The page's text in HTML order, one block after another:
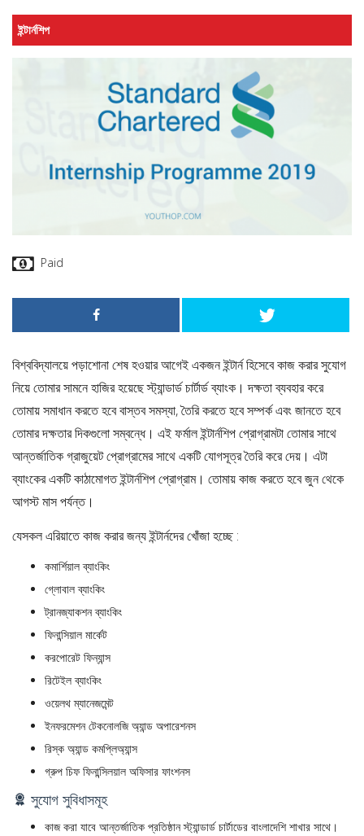
ইন্টার্নশিপ
Paid
বিশ্ববিদ্যালয়ে পড়াশোনা শেষ হওয়ার আগেই একজন ইন্টার্ন হিসেবে কাজ করার সুযোগ
নিয়ে তোমার সামনে হাজির হয়েছে স্ট্যান্ডার্ড চার্টার্ড ব্যাংক। দক্ষতা ব্যবহার করে
তোমায় সমাধান করতে হবে বাস্তব সমস্যা, তৈরি করতে হবে সম্পর্ক এবং জানতে হবে
তোমার দক্ষতার দিকগুলো সম্বন্ধে। এই ফর্মাল ইন্টার্নশিপ প্রোগ্রামটা তোমার সাথে
আন্তর্জাতিক গ্রাজুয়েট প্রোগ্রামের সাথে একটি যোগসূত্র তৈরি করে দেয়। এটা
ব্যাংকের একটি কাঠামোগত ইন্টার্নশিপ প্রোগ্রাম। তোমায় কাজ করতে হবে জুন থেকে
আগস্ট মাস পর্যন্ত।
যেসকল এরিয়াতে কাজ করার জন্য ইন্টার্নদের খোঁজা হচ্ছে :
কমার্শিয়াল ব্যাংকিং
গ্লোবাল ব্যাংকিং
ট্রানজ্যাকশন ব্যাংকিং
ফিনান্সিয়াল মার্কেট
করপোরেট ফিন্যান্স
রিটেইল ব্যাংকিং
ওয়েলথ ম্যানেজমেন্ট
ইনফরমেশন টেকনোলজি অ্যান্ড অপারেশনস
রিস্ক অ্যান্ড কমপ্লিঅ্যান্স
গ্রুপ চিফ ফিনান্সিলয়াল অফিসার ফাংশনস
সুযোগ সুবিধাসমূহ
কাজ করা যাবে আন্তর্জাতিক প্রতিষ্ঠান স্ট্যান্ডার্ড চার্টাডের বাংলাদেশি শাখার সাথে।